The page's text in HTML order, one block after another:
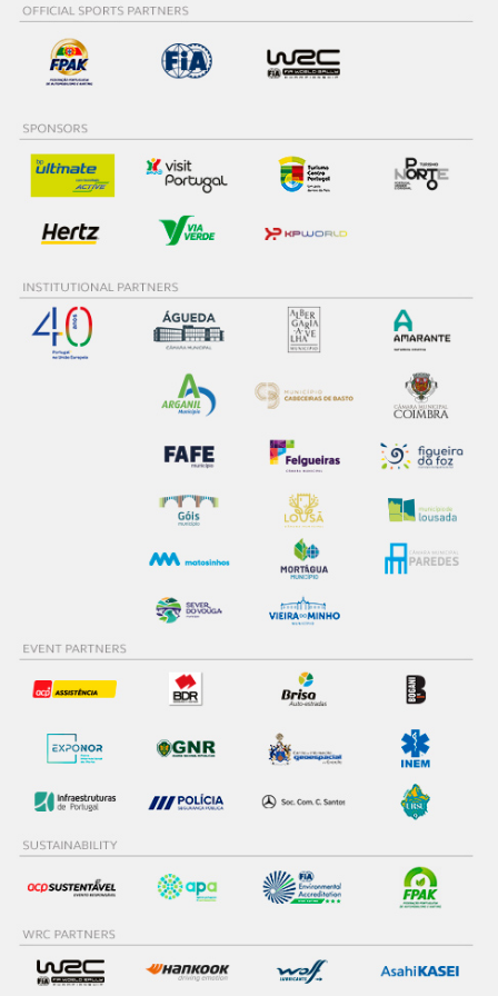
dados pessoais serão realizadas apenas com o seu
consentimento e quando tal se afigure estritamente
necessário no contexto dos serviços a prestar.
Realçamos que o bloqueio de certo tipo de Cookies e
tecnologias similares pode ter impacto na sua
experiência de navegação no Website e nos serviços
disponibilizados.